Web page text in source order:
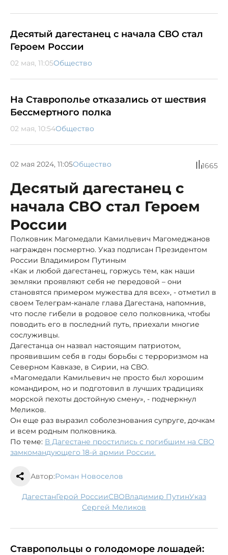
Десятый дагестанец с начала СВО стал
Героем России
02 мая, 11:05Общество
На Ставрополье отказались от шествия
Бессмертного полка
02 мая, 10:54Общество
02 мая 2024, 11:05Общество 1665
Десятый дагестанец с
начала СВО стал Героем
России
Полковник Магомедали Камильевич Магомеджанов
награжден посмертно. Указ подписан Президентом
России Владимиром Путиным
«Как и любой дагестанец, горжусь тем, как наши
земляки проявляют себя не передовой – они
становятся примером мужества для всех», - отметил в
своем Телеграм-канале глава Дагестана, напомнив,
что после гибели в родовое село полковника, чтобы
поводить его в последний путь, приехали многие
сослуживцы.
Дагестанца он назвал настоящим патриотом,
проявившим себя в годы борьбы с терроризмом на
Северном Кавказе, в Сирии, на СВО.
«Магомедали Камильевич не просто был хорошим
командиром, но и подготовил в лучших традициях
морской пехоты достойную смену», - подчеркнул
Меликов.
Он еще раз выразил соболезнования супруге, дочкам
и всем родным полковника.
По теме: В Дагестане простились с погибшим на СВО
замкомандующего 18-й армии России.
Автор:Роман Новоселов
Дагестан Герой России СВО Владимир Путин
указ
Сергей Меликов
Ставропольцы о голодоморе лошадей: